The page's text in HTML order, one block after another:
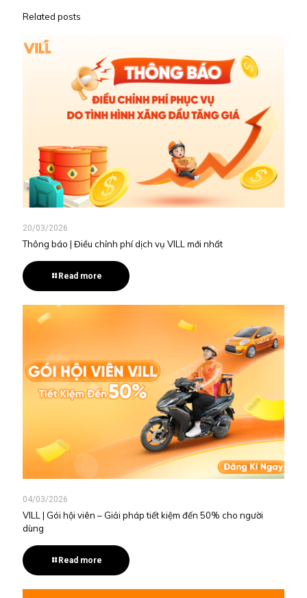
Related posts
20/03/2026
Thông báo | Điều chỉnh phí dịch vụ VILL mới nhất
Read more
04/03/2026
VILL | Gói hội viên – Giải pháp tiết kiệm đến 50% cho người
dùng
Read more